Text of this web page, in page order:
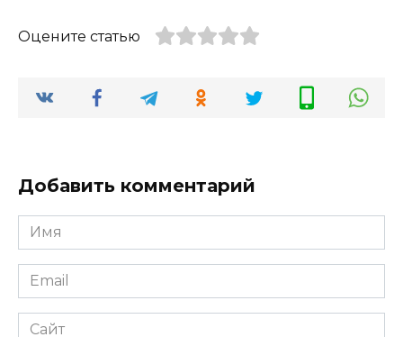
Оцените статью
Добавить комментарий
Имя
*
Email
*
Сайт